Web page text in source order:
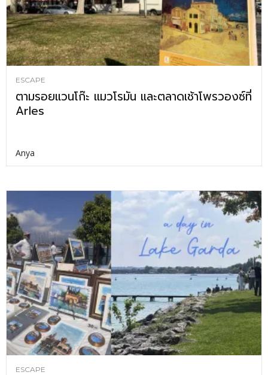
ESCAPE
ตามรอยแวนโก๊ะ แมวโรมัน และตลาดเช้าโพรวองซ์ที่
Arles
Anya
ESCAPE